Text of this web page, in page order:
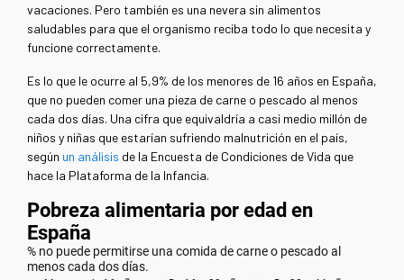
vacaciones. Pero también es una nevera sin alimentos
saludables para que el organismo reciba todo lo que necesita y
funcione correctamente.
Es lo que le ocurre al 5,9% de los menores de 16 años en España,
que no pueden comer una pieza de carne o pescado al menos
cada dos días. Una cifra que equivaldría a casi medio millón de
niños y niñas que estarían sufriendo malnutrición en el país,
según un análisis de la Encuesta de Condiciones de Vida que
hace la Plataforma de la Infancia.